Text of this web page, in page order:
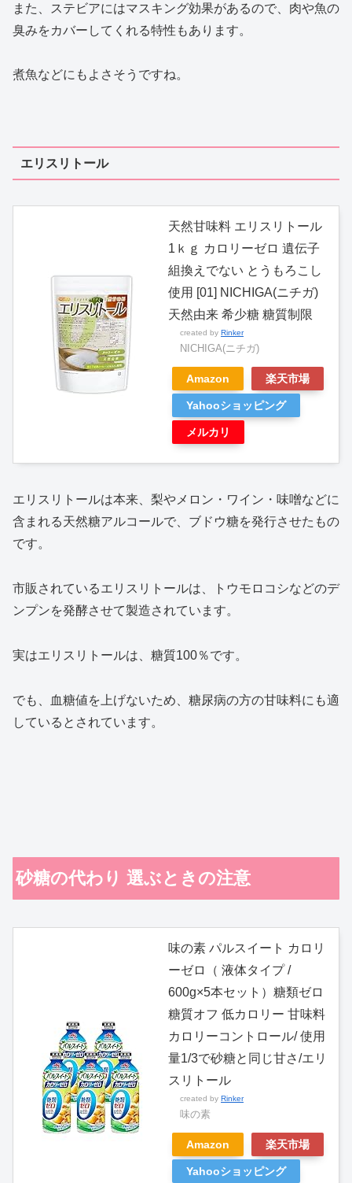
また、ステビアにはマスキング効果があるので、肉や魚の
臭みをカバーしてくれる特性もあります。
煮魚などにもよさそうですね。
エリスリトール
天然甘味料 エリスリトール
1ｋｇ カロリーゼロ 遺伝子
組換えでない とうもろこし
使用 [01] NICHIGA(ニチガ)
天然由来 希少糖 糖質制限
created by Rinker
NICHIGA(ニチガ)
Amazon 楽天市場
Yahooショッピング
メルカリ
エリスリトールは本来、梨やメロン・ワイン・味噌などに
含まれる天然糖アルコールで、ブドウ糖を発行させたもの
です。
市販されているエリスリトールは、トウモロコシなどのデ
ンプンを発酵させて製造されています。
実はエリスリトールは、糖質100％です。
でも、血糖値を上げないため、糖尿病の方の甘味料にも適
しているとされています。
砂糖の代わり 選ぶときの注意
味の素 パルスイート カロリ
ーゼロ（ 液体タイプ /
600g×5本セット）糖類ゼロ
糖質オフ 低カロリー 甘味料
カロリーコントロール/ 使用
量1/3で砂糖と同じ甘さ/エリ
スリトール
created by Rinker
味の素
Amazon 楽天市場
Yahooショッピング